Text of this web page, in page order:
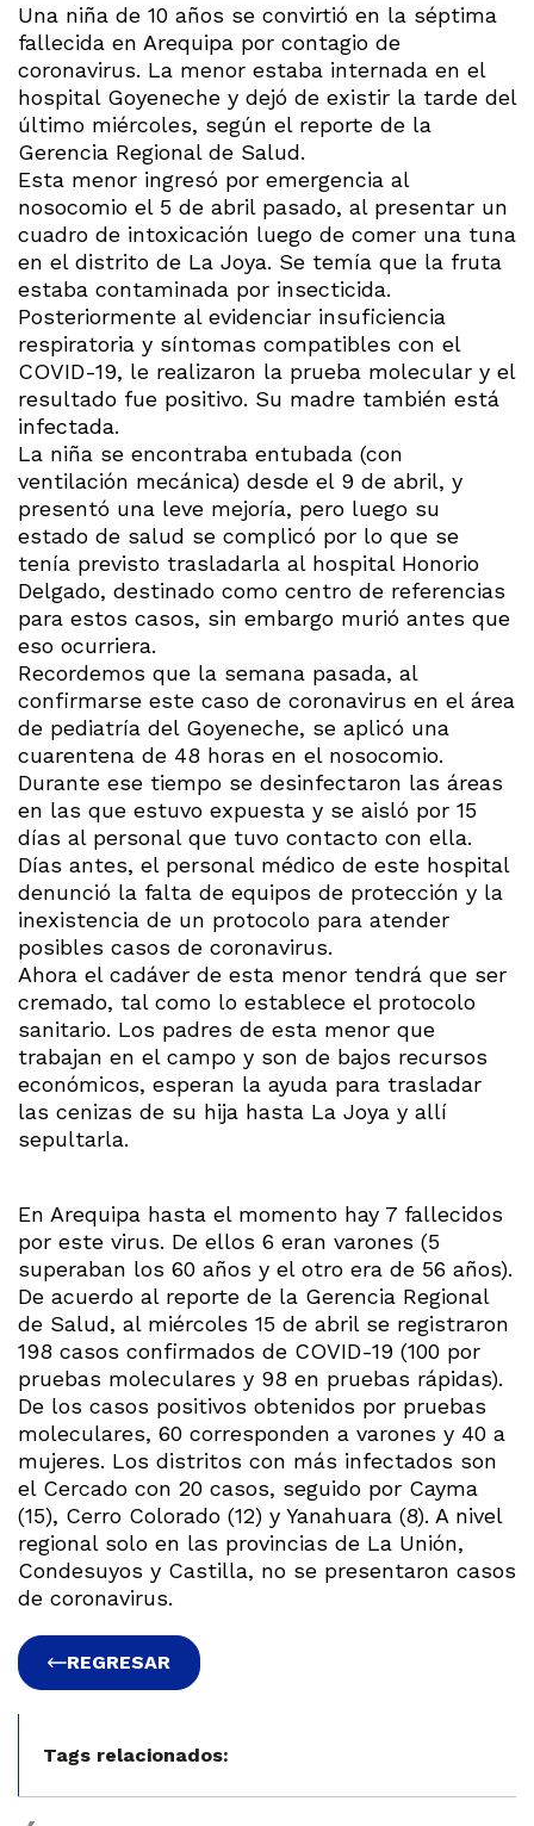
Una niña de 10 años se convirtió en la séptima
fallecida en Arequipa por contagio de
coronavirus. La menor estaba internada en el
hospital Goyeneche y dejó de existir la tarde del
último miércoles, según el reporte de la
Gerencia Regional de Salud.
Esta menor ingresó por emergencia al
nosocomio el 5 de abril pasado, al presentar un
cuadro de intoxicación luego de comer una tuna
en el distrito de La Joya. Se temía que la fruta
estaba contaminada por insecticida.
Posteriormente al evidenciar insuficiencia
respiratoria y síntomas compatibles con el
COVID-19, le realizaron la prueba molecular y el
resultado fue positivo. Su madre también está
infectada.
La niña se encontraba entubada (con
ventilación mecánica) desde el 9 de abril, y
presentó una leve mejoría, pero luego su
estado de salud se complicó por lo que se
tenía previsto trasladarla al hospital Honorio
Delgado, destinado como centro de referencias
para estos casos, sin embargo murió antes que
eso ocurriera.
Recordemos que la semana pasada, al
confirmarse este caso de coronavirus en el área
de pediatría del Goyeneche, se aplicó una
cuarentena de 48 horas en el nosocomio.
Durante ese tiempo se desinfectaron las áreas
en las que estuvo expuesta y se aisló por 15
días al personal que tuvo contacto con ella.
Días antes, el personal médico de este hospital
denunció la falta de equipos de protección y la
inexistencia de un protocolo para atender
posibles casos de coronavirus.
Ahora el cadáver de esta menor tendrá que ser
cremado, tal como lo establece el protocolo
sanitario. Los padres de esta menor que
trabajan en el campo y son de bajos recursos
económicos, esperan la ayuda para trasladar
las cenizas de su hija hasta La Joya y allí
sepultarla.
En Arequipa hasta el momento hay 7 fallecidos
por este virus. De ellos 6 eran varones (5
superaban los 60 años y el otro era de 56 años).
De acuerdo al reporte de la Gerencia Regional
de Salud, al miércoles 15 de abril se registraron
198 casos confirmados de COVID-19 (100 por
pruebas moleculares y 98 en pruebas rápidas).
De los casos positivos obtenidos por pruebas
moleculares, 60 corresponden a varones y 40 a
mujeres. Los distritos con más infectados son
el Cercado con 20 casos, seguido por Cayma
(15), Cerro Colorado (12) y Yanahuara (8). A nivel
regional solo en las provincias de La Unión,
Condesuyos y Castilla, no se presentaron casos
de coronavirus.
REGRESAR
Tags relacionados: